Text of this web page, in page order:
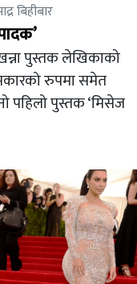
बिहीबार
पुस्तक लेखिकाको
रुपमा समेत
पहिलो पुस्तक ‘मिसेज